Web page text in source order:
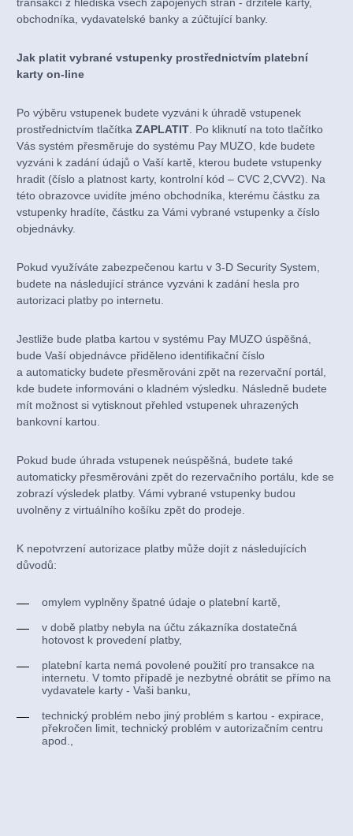
transakcí z hlediska všech zapojených stran - držitele karty,
obchodníka, vydavatelské banky a zúčtující banky.
Jak platit vybrané vstupenky prostřednictvím platební
karty on-line
Po výběru vstupenek budete vyzváni k úhradě vstupenek
prostřednictvím tlačítka ZAPLATIT. Po kliknutí na toto tlačítko
Vás systém přesměruje do systému Pay MUZO, kde budete
vyzváni k zadání údajů o Vaší kartě, kterou budete vstupenky
hradit (číslo a platnost karty, kontrolní kód – CVC 2,CVV2). Na
této obrazovce uvidíte jméno obchodníka, kterému částku za
vstupenky hradíte, částku za Vámi vybrané vstupenky a číslo
objednávky.
Pokud využíváte zabezpečenou kartu v 3-D Security System,
budete na následující stránce vyzváni k zadání hesla pro
autorizaci platby po internetu.
Jestliže bude platba kartou v systému Pay MUZO úspěšná,
bude Vaší objednávce přiděleno identifikační číslo
a automaticky budete přesměrováni zpět na rezervační portál,
kde budete informováni o kladném výsledku. Následně budete
mít možnost si vytisknout přehled vstupenek uhrazených
bankovní kartou.
Pokud bude úhrada vstupenek neúspěšná, budete také
automaticky přesměrováni zpět do rezervačního portálu, kde se
zobrazí výsledek platby. Vámi vybrané vstupenky budou
uvolněny z virtuálního košíku zpět do prodeje.
K nepotvrzení autorizace platby může dojít z následujících
důvodů:
omylem vyplněny špatné údaje o platební kartě,
v době platby nebyla na účtu zákazníka dostatečná
hotovost k provedení platby,
platební karta nemá povolené použití pro transakce na
internetu. V tomto případě je nezbytné obrátit se přímo na
vydavatele karty - Vaši banku,
technický problém nebo jiný problém s kartou - expirace,
překročen limit, technický problém v autorizačním centru
apod.,